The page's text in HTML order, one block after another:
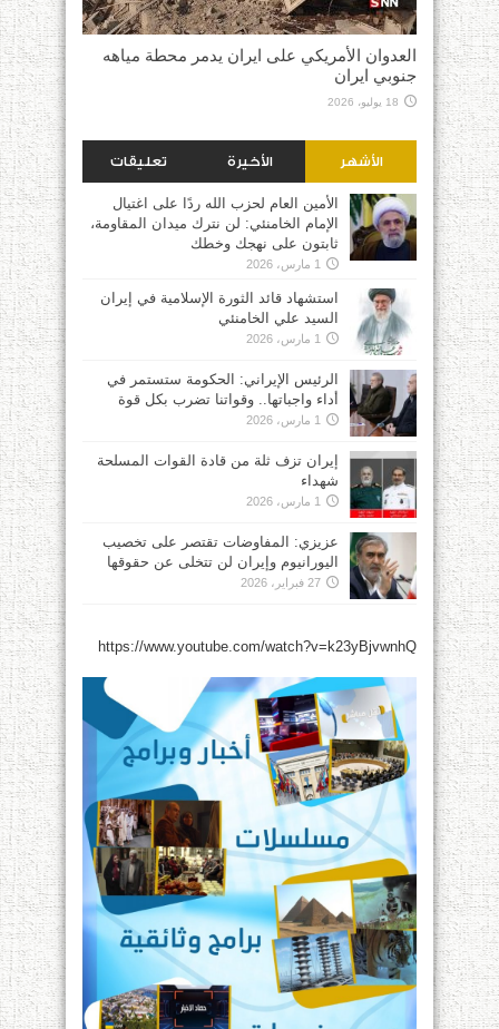
العدوان الأمريكي على ايران يدمر محطة مياهه
جنوبي ايران
18 يوليو، 2026
الأشهر الأخيرة تعليقات
الأمين العام لحزب الله ردًا على اغتيال
الإمام الخامنئي: لن نترك ميدان المقاومة،
ثابتون على نهجك وخطك
1 مارس، 2026
استشهاد قائد الثورة الإسلامية في إيران
السيد علي الخامنئي
1 مارس، 2026
الرئيس الإيراني: الحكومة ستستمر في
أداء واجباتها.. وقواتنا تضرب بكل قوة
1 مارس، 2026
إيران تزف ثلة من قادة القوات المسلحة
شهداء
1 مارس، 2026
عزيزي: المفاوضات تقتصر على تخصيب
اليورانيوم وإيران لن تتخلى عن حقوقها
27 فبراير، 2026
https://www.youtube.com/watch?v=k23yBjvwnhQ